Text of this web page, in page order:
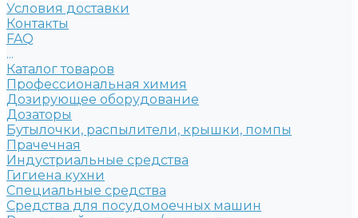
Условия доставки
Контакты
FAQ
...
Каталог товаров
Профессиональная химия
Дозирующее оборудование
Дозаторы
Бутылочки, распылители, крышки, помпы
Прачечная
Индустриальные средства
Гигиена кухни
Специальные средства
Средства для посудомоечных машин